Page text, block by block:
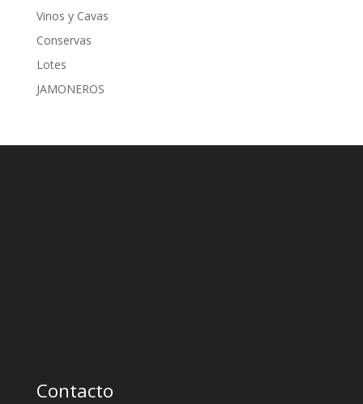
Vinos y Cavas
Conservas
Lotes
JAMONEROS
Contacto